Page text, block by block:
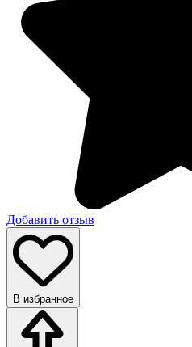
Добавить отзыв
В избранное